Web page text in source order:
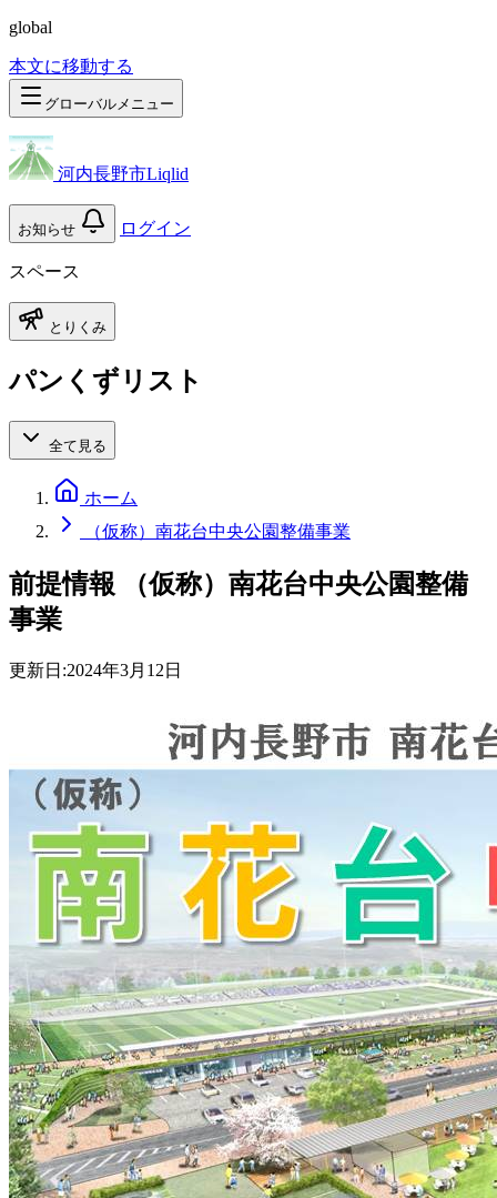
global
本文に移動する
グローバルメニュー
河内長野市Liqlid
お知らせ ログイン
スペース
とりくみ
パンくずリスト
全て見る
ホーム
（仮称）南花台中央公園整備事業
前提情報
（仮称）南花台中央公園整備
事業
更新日:2024年3月12日